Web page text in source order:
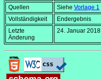
Quellen
Siehe Vorlage 1
Vollständigkeit
Endergebnis
Letzte
Änderung
24. Januar 2018